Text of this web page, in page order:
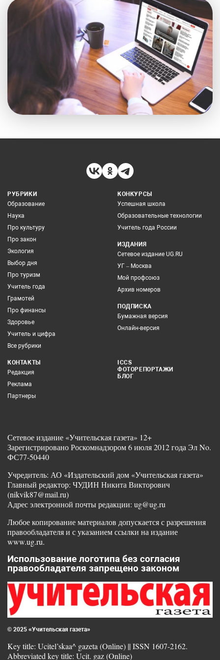
РУБРИКИ
Образование
Наука
Про культуру
Про закон
Экология
Выбор дня
Про туризм
Учитель года
Грамотей
Про финансы
Здоровье
Учитель и цифра
Все рубрики
КОНКУРСЫ
Успешная школа
Образовательные технологии
Учитель года России
ИЗДАНИЯ
Сетевое издание UG.RU
УГ – Москва
Мой профсоюз
Архив номеров
ПОДПИСКА
Бумажная версия
Онлайн-версия
КОНТАКТЫ
Редакция
Реклама
Партнеры
ICCS
ФОТОРЕПОРТАЖИ
БЛОГ
Сетевое издание «Учительская газета» 12+
Зарегистрировано Роскомнадзором 6 июля 2012 года Эл No.
ФС77-50440
Учредитель: АО «Издательский дом «Учительская газета»
Главный редактор: ЧУДИН Никита Викторович
(nikvik87@mail.ru)
Адрес электронной почты редакции: ug@ug.ru
Любое копирование материалов допускается с разрешения
правообладателя и с указанием ссылки на издание
www.ug.ru.
Использование логотипа без согласия
правообладателя запрещено законом
© 2025 «Учительская газета»
Key title: Ucitel’skaa^ gazeta (Online) || ISSN 1607-2162.
Abbreviated key title: Ucit. gaz (Online)